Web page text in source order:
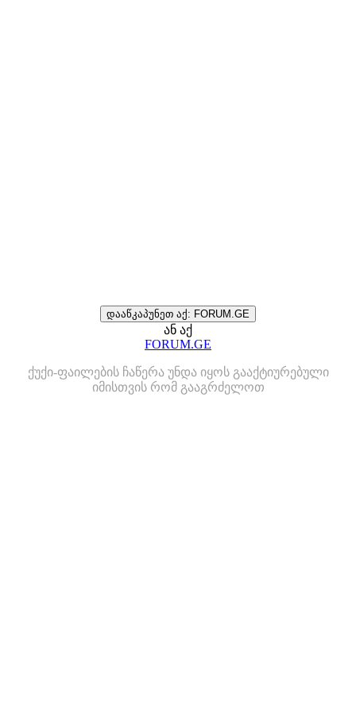
დააწკაპუნეთ აქ: FORUM.GE
ან აქ
FORUM.GE
ქუქი-ფაილების ჩაწერა უნდა იყოს გააქტიურებული
იმისთვის რომ გააგრძელოთ